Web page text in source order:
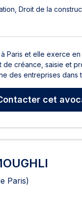
Droit de la
à Paris et elle exerce
de créance, saisie et
des entreprises dans
cet
Paris)